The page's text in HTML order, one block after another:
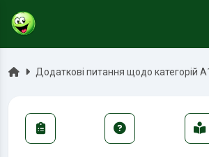
ГоловнаДодаткові питання щодо категорій